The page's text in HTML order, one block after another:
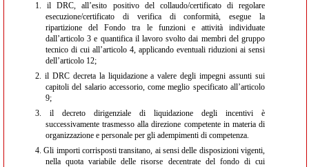
1. il DRC, all’esito positivo del collaudo/certificato di regolare
esecuzione/certificato di verifica di conformità, esegue la
ripartizione del Fondo tra le funzioni e attività individuate
dall’articolo 3 e quantifica il lavoro svolto dai membri del gruppo
tecnico di cui all’articolo 4, applicando eventuali riduzioni ai sensi
dell’articolo 12;
2. il DRC decreta la liquidazione a valere degli impegni assunti sui
capitoli del salario accessorio, come meglio specificato all’articolo
9;
3. il decreto dirigenziale di liquidazione degli incentivi è
successivamente trasmesso alla direzione competente in materia di
organizzazione e personale per gli adempimenti di competenza.
4. Gli importi corrisposti transitano, ai sensi delle disposizioni vigenti,
nella quota variabile delle risorse decentrate del fondo di cui